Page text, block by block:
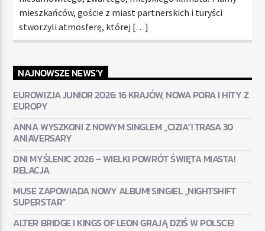
mieszkańców, goście z miast partnerskich i turyści
stworzyli atmosferę, której […]
NAJNOWSZE NEWS'Y
EUROWIZJA JUNIOR 2026: 16 KRAJÓW, NOWA PORA I HITY Z
EUROPY
ANNA WYSZKONI Z NOWYM SINGLEM „CIZIA”! TRASA 30
ANIAVERSARY
DNI MYŚLENIC 2026 – WIELKI POWRÓT ŚWIĘTA MIASTA!
RELACJA
MUSE ZAPOWIADA NOWY ALBUM! SINGIEL „NIGHTSHIFT
SUPERSTAR”
ALTER BRIDGE I KINGS OF LEON GRAJĄ DZIŚ W POLSCE!